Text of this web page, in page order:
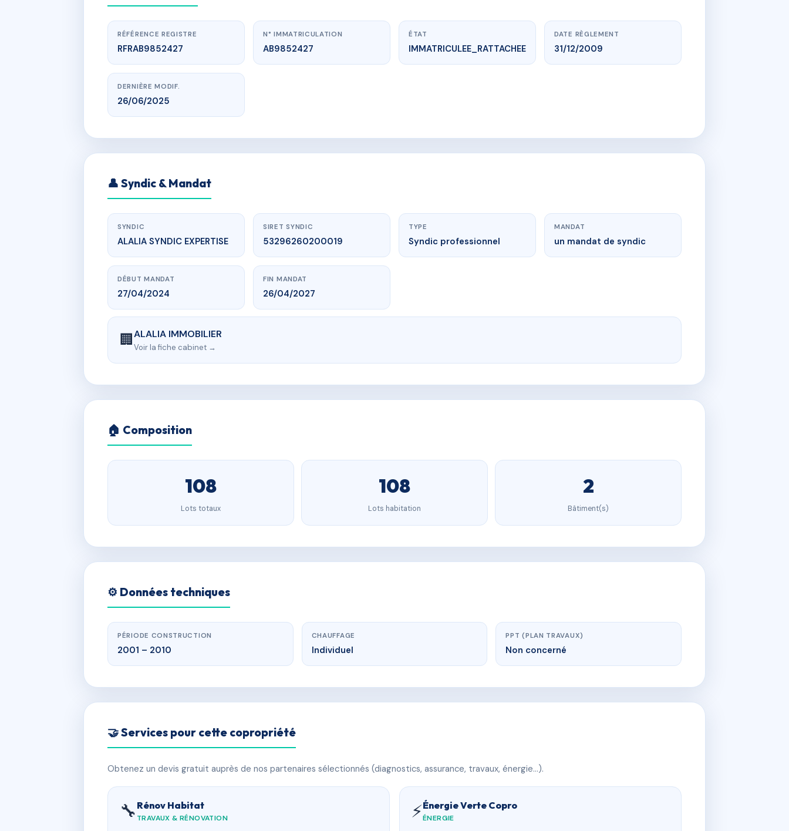
www.vme.plus/AB9852427
RN 198 ROUTE DU VILLAGE 20221 SANTA MARIA POGGIO
RÉFÉRENCE REGISTRE
RFRAB9852427
N° IMMATRICULATION
AB9852427
ÉTAT
IMMATRICULEE_RATTACHEE
DATE RÈGLEMENT
31/12/2009
DERNIÈRE MODIF.
26/06/2025
👤 Syndic & Mandat
SYNDIC
ALALIA SYNDIC EXPERTISE
SIRET SYNDIC
53296260200019
TYPE
Syndic professionnel
MANDAT
un mandat de syndic
DÉBUT MANDAT
27/04/2024
FIN MANDAT
26/04/2027
🏢ALALIA IMMOBILIER
Voir la fiche cabinet →
🏠 Composition
108
Lots totaux
108
Lots habitation
2
Bâtiment(s)
⚙️ Données techniques
PÉRIODE CONSTRUCTION
2001 – 2010
CHAUFFAGE
Individuel
PPT (PLAN TRAVAUX)
Non concerné
🤝 Services pour cette copropriété
Obtenez un devis gratuit auprès de nos partenaires sélectionnés (diagnostics, assurance, travaux, énergie…).
🔧 Rénov Habitat
TRAVAUX & RÉNOVATION ⚡Énergie Verte Copro
ÉNERGIE